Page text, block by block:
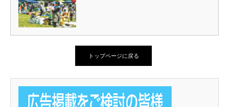
トップページに戻る